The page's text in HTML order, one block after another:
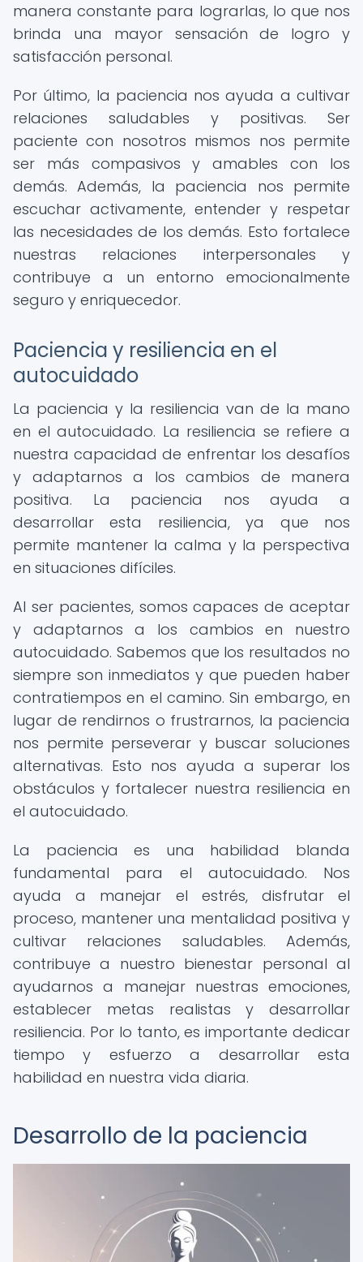
manera constante para lograrlas, lo que nos
brinda una mayor sensación de logro y
satisfacción personal.
Por último, la paciencia nos ayuda a cultivar
relaciones saludables y positivas. Ser
paciente con nosotros mismos nos permite
ser más compasivos y amables con los
demás. Además, la paciencia nos permite
escuchar activamente, entender y respetar
las necesidades de los demás. Esto fortalece
nuestras relaciones interpersonales y
contribuye a un entorno emocionalmente
seguro y enriquecedor.
Paciencia y resiliencia en el
autocuidado
La paciencia y la resiliencia van de la mano
en el autocuidado. La resiliencia se refiere a
nuestra capacidad de enfrentar los desafíos
y adaptarnos a los cambios de manera
positiva. La paciencia nos ayuda a
desarrollar esta resiliencia, ya que nos
permite mantener la calma y la perspectiva
en situaciones difíciles.
Al ser pacientes, somos capaces de aceptar
y adaptarnos a los cambios en nuestro
autocuidado. Sabemos que los resultados no
siempre son inmediatos y que pueden haber
contratiempos en el camino. Sin embargo, en
lugar de rendirnos o frustrarnos, la paciencia
nos permite perseverar y buscar soluciones
alternativas. Esto nos ayuda a superar los
obstáculos y fortalecer nuestra resiliencia en
el autocuidado.
La paciencia es una habilidad blanda
fundamental para el autocuidado. Nos
ayuda a manejar el estrés, disfrutar el
proceso, mantener una mentalidad positiva y
cultivar relaciones saludables. Además,
contribuye a nuestro bienestar personal al
ayudarnos a manejar nuestras emociones,
establecer metas realistas y desarrollar
resiliencia. Por lo tanto, es importante dedicar
tiempo y esfuerzo a desarrollar esta
habilidad en nuestra vida diaria.
Desarrollo de la paciencia